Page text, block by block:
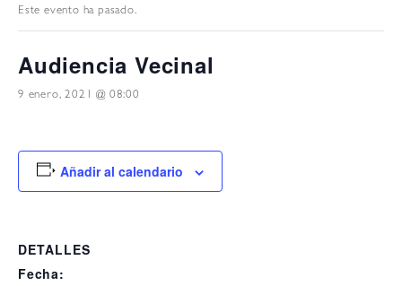
Este evento ha pasado.
Audiencia Vecinal
9 enero, 2021 @ 08:00
Añadir al calendario
DETALLES
Fecha: